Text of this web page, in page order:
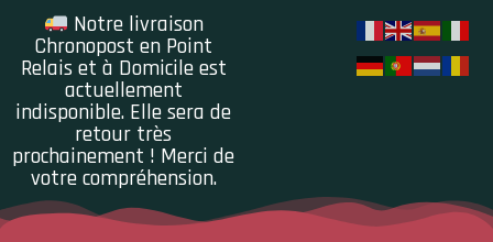
Notre livraison
Chronopost en Point
Relais et à Domicile est
actuellement
indisponible. Elle sera de
retour très
prochainement ! Merci de
votre compréhension.